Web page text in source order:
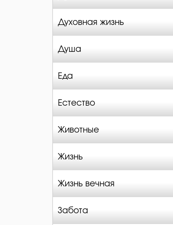
Духовная жизнь
Душа
Еда
Естество
Животные
Жизнь
Жизнь вечная
Забота